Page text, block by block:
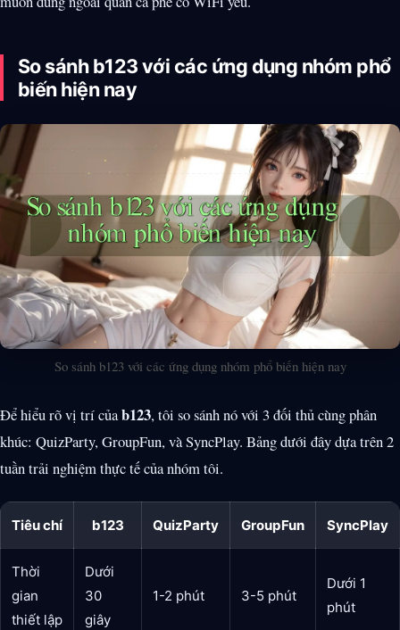
So sánh b123 với các ứng dụng nhóm phổ
biến hiện nay
So sánh b123 với các ứng dụng nhóm phổ biến hiện nay
Để hiểu rõ vị trí củab123, tôi so sánh nó với 3 đối thủ cùng phân
khúc: QuizParty, GroupFun, và SyncPlay. Bảng dưới đây dựa trên 2
tuần trải nghiệm thực tế của nhóm tôi.
Tiêu chí b123 QuizParty GroupFun SyncPlay
Thời
gian
thiết lập
Dưới
30
giây
1-2 phút 3-5 phút
Dưới 1
phút